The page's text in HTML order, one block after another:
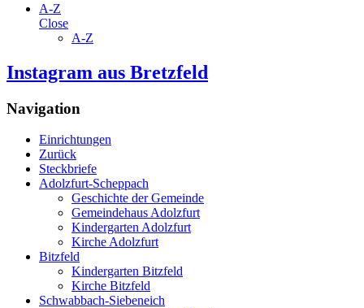
A-Z
Close
A-Z
Instagram aus Bretzfeld
Navigation
Einrichtungen
Zurück
Steckbriefe
Adolzfurt-Scheppach
Geschichte der Gemeinde
Gemeindehaus Adolzfurt
Kindergarten Adolzfurt
Kirche Adolzfurt
Bitzfeld
Kindergarten Bitzfeld
Kirche Bitzfeld
Schwabbach-Siebeneich